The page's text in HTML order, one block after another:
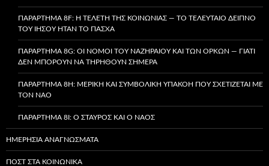
ΠΑΡΆΡΤΗΜΑ 8F: Η ΤΕΛΕΤΉ ΤΗΣ ΚΟΙΝΩΝΊΑΣ — ΤΟ ΤΕΛΕΥΤΑΊΟ ΔΕΊΠΝΟ
ΤΟΥ ΙΗΣΟΎ ΉΤΑΝ ΤΟ ΠΆΣΧΑ
ΠΑΡΆΡΤΗΜΑ 8G: ΟΙ ΝΌΜΟΙ ΤΟΥ ΝΑΖΗΡΑΊΟΥ ΚΑΙ ΤΩΝ ΌΡΚΩΝ — ΓΙΑΤΊ
ΔΕΝ ΜΠΟΡΟΎΝ ΝΑ ΤΗΡΗΘΟΎΝ ΣΉΜΕΡΑ
ΠΑΡΆΡΤΗΜΑ 8H: ΜΕΡΙΚΉ ΚΑΙ ΣΥΜΒΟΛΙΚΉ ΥΠΑΚΟΉ ΠΟΥ ΣΧΕΤΊΖΕΤΑΙ ΜΕ
ΤΟΝ ΝΑΌ
ΠΑΡΆΡΤΗΜΑ 8I: Ο ΣΤΑΥΡΌΣ ΚΑΙ Ο ΝΑΌΣ
ΗΜΕΡΉΣΙΑ ΑΝΑΓΝΏΣΜΑΤΑ
ΠΟΣΤ ΣΤΑ ΚΟΙΝΩΝΙΚΆ